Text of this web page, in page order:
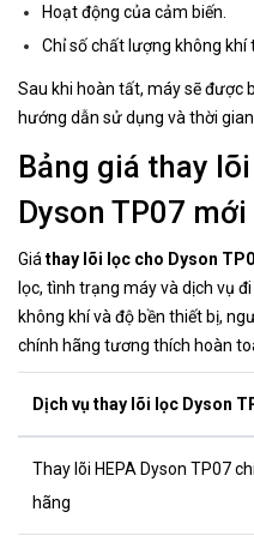
Hoạt động của cảm biến.
Chỉ số chất lượng không khí
Sau khi hoàn tất, máy sẽ được
hướng dẫn sử dụng và thời
Bảng giá thay
Dyson TP07
Giá thay lõi lọc cho Dyson
lọc, tình trạng máy và dịch vụ
không khí và độ bền thiết bị,
chính hãng tương thích hoàn
Dịch vụ thay lõi lọc Dyson
Thay lõi HEPA Dyson TP07
hãng